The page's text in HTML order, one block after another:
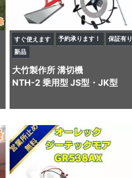
すぐ使えます 予約承ります！
保証有り
新品
大竹製作所溝切機
NTH-2 乗用型 JS型・JK型